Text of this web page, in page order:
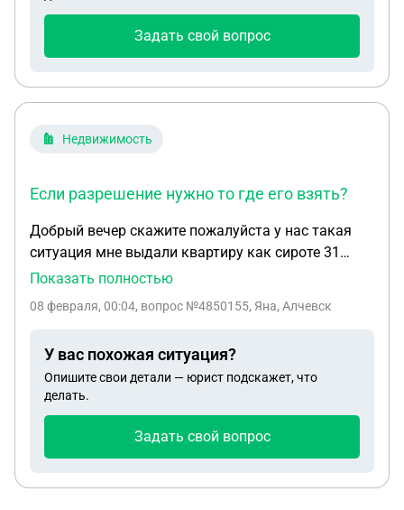
в противном случае они составят какой-то
протокол за несоблюдения гражданского права и
заберут у меня права, я им сказал что не знаю
права у меня, ответьте пожалуйста, спасибо
Задать свой вопрос
Недвижимость
Если разрешение нужно то где его взять?
Добрый вечер скажите пожалуйста у нас такая
ситуация мне выдали квартиру как сироте 31
октября балкон был открыт имеем ли мы права
или что ? Если разрешение нужно то где его взять
Показать полностью
08 февраля, 00:04, вопрос №4850155, Яна, Алчевск
У вас похожая ситуация?
Опишите свои детали — юрист подскажет, что
делать.
Задать свой вопрос